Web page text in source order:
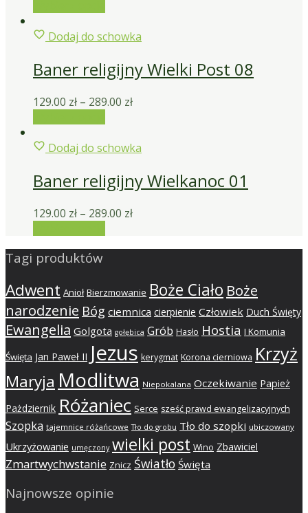
Dodaj do schowka
Baner religijny Wielki Post 08
129.00 zł – 289.00 zł
Dodaj do schowka
Baner religijny Wielkanoc 01
129.00 zł – 289.00 zł
Tagi produktów
Adwent Anioł Bierzmowanie Boże Ciało Boże
narodzenie Bóg ciemnica cierpienie Człowiek Duch Święty
Ewangelia Golgota gołębica Grób Hasło Hostia I Komunia
Święta Jan Paweł II Jezus kerygmat Korona cierniowa Krzyż
Maryja Modlitwa Niepokalana Oczekiwanie Papież
Pażdziernik Różaniec Serce sześć prawd ewangelizacyjnych
Szopka tajemnice różańcowe Tło do grobu Tło do szopki ubiczowany
Ukrzyżowanie umęczony wielki post Wino Zbawiciel
Zmartwychwstanie Znicz Światło Święta
Najnowsze opinie